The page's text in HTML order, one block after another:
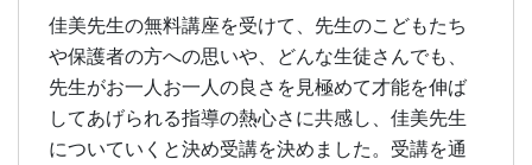
佳美先生の無料講座を受けて、先生のこどもたち
や保護者の方への思いや、どんな生徒さんでも、
先生がお一人お一人の良さを見極めて才能を伸ば
してあげられる指導の熱心さに共感し、佳美先生
についていくと決め受講を決めました。受講を通